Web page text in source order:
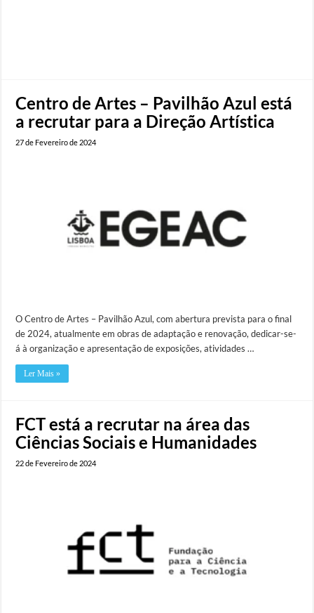
Centro de Artes – Pavilhão Azul está
a recrutar para a Direção Artística
27 de Fevereiro de 2024
O Centro de Artes – Pavilhão Azul, com abertura prevista para o final
de 2024, atualmente em obras de adaptação e renovação, dedicar-se-
á à organização e apresentação de exposições, atividades …
Ler Mais »
FCT está a recrutar na área das
Ciências Sociais e Humanidades
22 de Fevereiro de 2024